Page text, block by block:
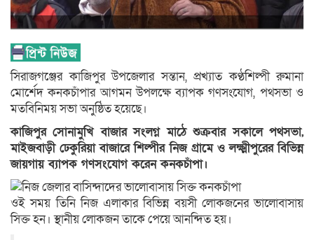
সিরাজগঞ্জের কাজিপুর উপজেলার সন্তান, প্রখ্যাত কণ্ঠশিল্পী রুমানা
মোর্শেদ কনকচাঁপার আগমন উপলক্ষে ব্যাপক গণসংযোগ, পথসভা ও
মতবিনিময় সভা অনুষ্ঠিত হয়েছে।
কাজিপুর সোনামুখি বাজার সংলগ্ন মাঠে শুক্রবার সকালে পথসভা,
মাইজবাড়ী ঢেকুরিয়া বাজারে শিল্পীর নিজ গ্রামে ও লক্ষ্মীপুরের বিভিন্ন
জায়গায় ব্যাপক গণসংযোগ করেন কনকচাঁপা।
ওই সময় তিনি নিজ এলাকার বিভিন্ন বয়সী লোকজনের ভালোবাসায়
সিক্ত হন। স্থানীয় লোকজন তাকে পেয়ে আনন্দিত হয়।